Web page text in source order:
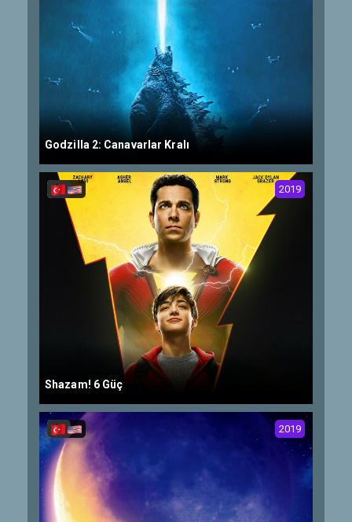
Godzilla 2: Canavarlar Kralı
Shazam! 6 Güç
2019
2019